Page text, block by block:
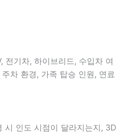
기차, 하이브리드, 수입차 여
차 환경, 가족 탑승 인원, 연료
시 인도 시점이 달라지는지, 3D